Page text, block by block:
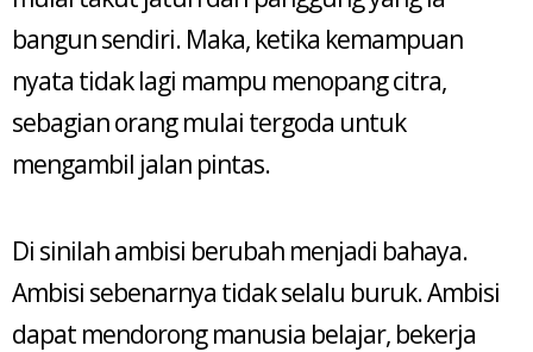
bangun sendiri. Maka, ketika kemampuan
nyata tidak lagi mampu menopang citra,
sebagian orang mulai tergoda untuk
mengambil jalan pintas.
Di sinilah ambisi berubah menjadi bahaya.
Ambisi sebenarnya tidak selalu buruk. Ambisi
dapat mendorong manusia belajar, bekerja